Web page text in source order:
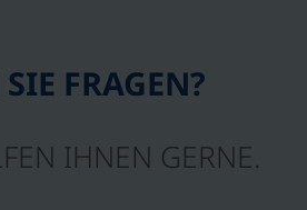
FRAGEN?
IHNEN GERNE.